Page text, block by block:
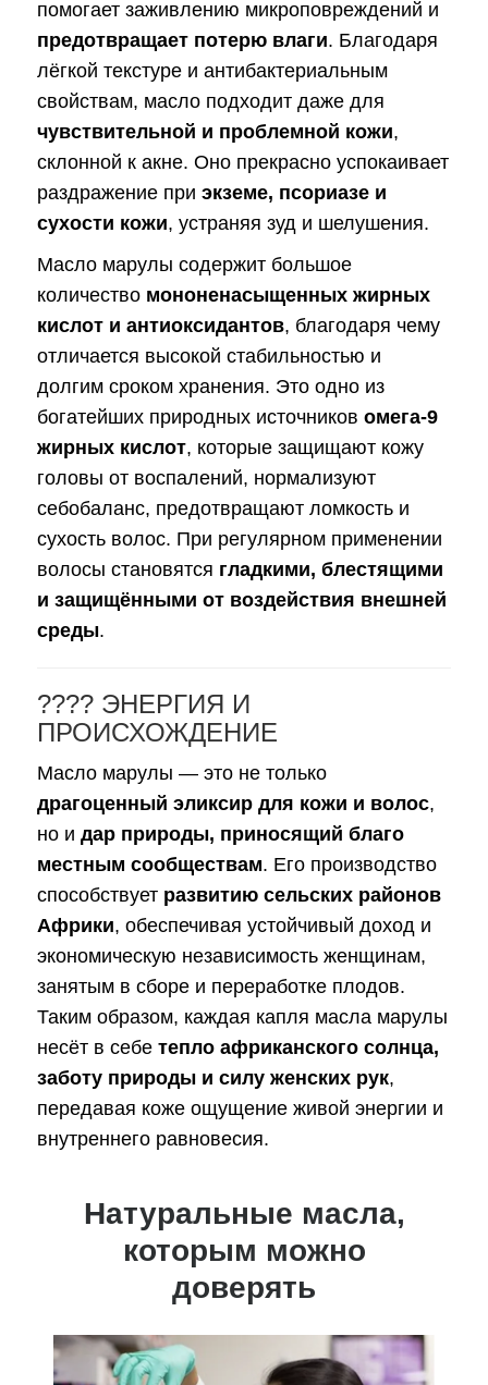
помогает заживлению микроповреждений и
предотвращает потерю влаги. Благодаря
лёгкой текстуре и антибактериальным
свойствам, масло подходит даже для
чувствительной и проблемной кожи,
склонной к акне. Оно прекрасно успокаивает
раздражение при экземе, псориазе и
сухости кожи, устраняя зуд и шелушения.
Масло марулы содержит большое
количество мононенасыщенных жирных
кислот и антиоксидантов, благодаря чему
отличается высокой стабильностью и
долгим сроком хранения. Это одно из
богатейших природных источников омега-9
жирных кислот, которые защищают кожу
головы от воспалений, нормализуют
себобаланс, предотвращают ломкость и
сухость волос. При регулярном применении
волосы становятся гладкими, блестящими
и защищёнными от воздействия внешней
среды.
???? ЭНЕРГИЯ И
ПРОИСХОЖДЕНИЕ
Масло марулы — это не только
драгоценный эликсир для кожи и волос,
но и дар природы, приносящий благо
местным сообществам. Его производство
способствует развитию сельских районов
Африки, обеспечивая устойчивый доход и
экономическую независимость женщинам,
занятым в сборе и переработке плодов.
Таким образом, каждая капля масла марулы
несёт в себе тепло африканского солнца,
заботу природы и силу женских рук,
передавая коже ощущение живой энергии и
внутреннего равновесия.
Натуральные масла,
которым можно
доверять